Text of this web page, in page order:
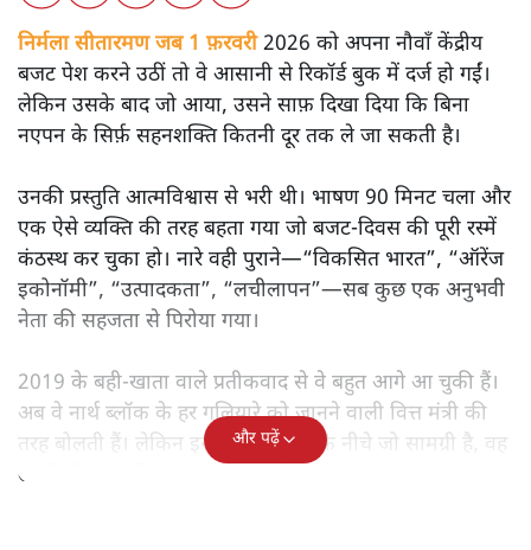
मोदी सरकार का बजट 2026 बड़े बदलाव का वादा करता दिखता है,
लेकिन क्या वह देहलीज़ पार कर पाया? नीतिगत झिझक, अधूरे सुधार
और ठहरे फैसलों के बीच बजट की आलोचनात्मक समीक्षा पढ़िए।
निर्मला सीतारमण जब 1 फ़रवरी2026 को अपना नौवाँ केंद्रीय
बजट पेश करने उठीं तो वे आसानी से रिकॉर्ड बुक में दर्ज हो गईं।
नएपन के सिर्फ़ सहनशक्ति कितनी दूर तक ले जा सकती है।
उनकी प्रस्तुति आत्मविश्वास से भरी थी। भाषण 90 मिनट चला और
एक ऐसे व्यक्ति की तरह बहता गया जो बजट‑दिवस की पूरी रस्में